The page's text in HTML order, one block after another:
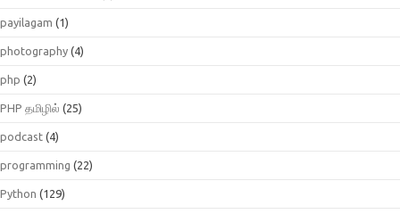
payilagam (1)
photography (4)
php (2)
PHP தமிழில் (25)
podcast (4)
programming (22)
Python (129)